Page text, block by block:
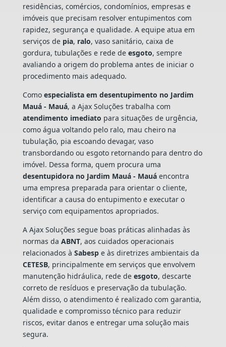
residências, comércios, condomínios, empresas e
imóveis que precisam resolver entupimentos com
rapidez, segurança e qualidade. A equipe atua em
serviços de pia, ralo, vaso sanitário, caixa de
gordura, tubulações e rede de esgoto, sempre
avaliando a origem do problema antes de iniciar o
procedimento mais adequado.
Como especialista em desentupimento no Jardim
Mauá - Mauá, a Ajax Soluções trabalha com
atendimento imediato para situações de urgência,
como água voltando pelo ralo, mau cheiro na
tubulação, pia escoando devagar, vaso
transbordando ou esgoto retornando para dentro do
imóvel. Dessa forma, quem procura uma
desentupidora no Jardim Mauá - Mauáencontra
uma empresa preparada para orientar o cliente,
identificar a causa do entupimento e executar o
serviço com equipamentos apropriados.
A Ajax Soluções segue boas práticas alinhadas às
normas da ABNT, aos cuidados operacionais
relacionados à Sabespe às diretrizes ambientais da
CETESB, principalmente em serviços que envolvem
manutenção hidráulica, rede de esgoto, descarte
correto de resíduos e preservação da tubulação.
Além disso, o atendimento é realizado com garantia,
qualidade e compromisso técnico para reduzir
riscos, evitar danos e entregar uma solução mais
segura.